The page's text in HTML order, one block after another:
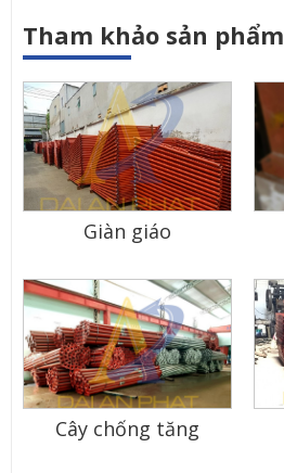
Tham khảo sản phẩm
Giàn giáo
Cây chống tăng